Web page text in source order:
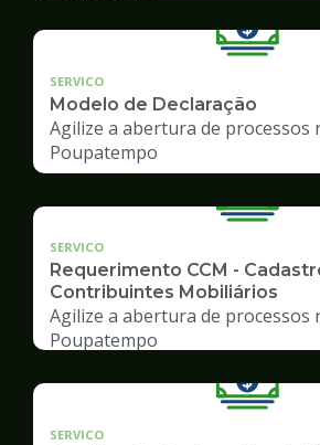
SERVICO
Modelo de Declaração
Agilize a abertura de processos
Poupatempo
SERVICO
Requerimento CCM -
Contribuintes Mobiliários
Agilize a abertura de processos
Poupatempo
SERVICO